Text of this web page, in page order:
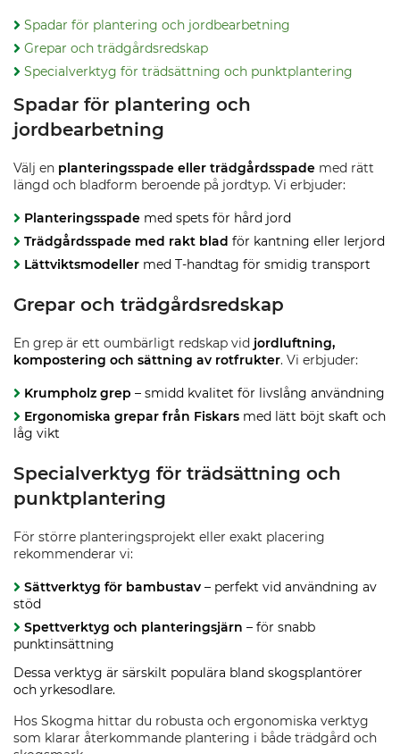
Spadar för plantering och jordbearbetning
Grepar och trädgårdsredskap
Specialverktyg för trädsättning och punktplantering
Spadar för plantering och
jordbearbetning
Välj en planteringsspade eller trädgårdsspade med rätt
längd och bladform beroende på jordtyp. Vi erbjuder:
Planteringsspade med spets för hård jord
Trädgårdsspade med rakt blad för kantning eller lerjord
Lättviktsmodeller med T-handtag för smidig transport
Grepar och trädgårdsredskap
En grep är ett oumbärligt redskap vid jordluftning,
kompostering och sättning av rotfrukter. Vi erbjuder:
Krumpholz grep – smidd kvalitet för livslång användning
Ergonomiska grepar från Fiskars med lätt böjt skaft och
låg vikt
Specialverktyg för trädsättning och
punktplantering
För större planteringsprojekt eller exakt placering
rekommenderar vi:
Sättverktyg för bambustav – perfekt vid användning av
stöd
Spettverktyg och planteringsjärn – för snabb
punktinsättning
Dessa verktyg är särskilt populära bland skogsplantörer
och yrkesodlare.
Hos Skogma hittar du robusta och ergonomiska verktyg
som klarar återkommande plantering i både trädgård och